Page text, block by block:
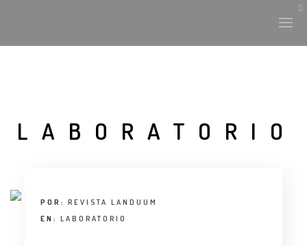
LABORATORIO
POR: REVISTA LANDUUM
EN: LABORATORIO